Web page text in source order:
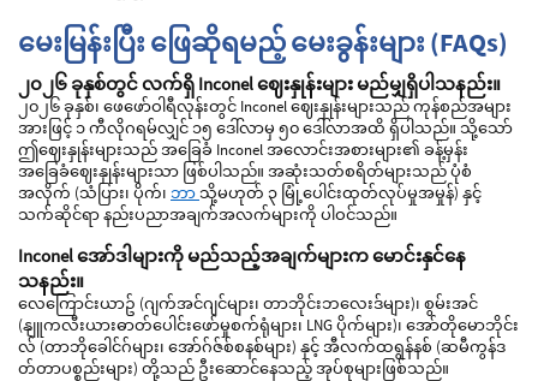
မေးမြန်းပြီး ဖြေဆိုရမည့် မေးခွန်းများ (FAQs)
၂၀၂၆ ခုနှစ်တွင် လက်ရှိ Inconel ဈေးနှုန်းများ မည်မျှရှိပါသနည်း။
၂၀၂၆ ခုနှစ်၊ ဖေဖော်ဝါရီလုန်းတွင် Inconel ဈေးနှုန်းများသည် ကုန်စည်အများ
အားဖြင့် ၁ ကီလိုဂရမ်လျှင် ၁၅ ဒေါ်လာမှ ၅၀ ဒေါ်လာအထိ ရှိပါသည်။ သို့သော်
ဤဈေးနှုန်းများသည် အခြေခံ Inconel အလောင်းအစားများ၏ ခန့်မှန်း
အခြေခံဈေးနှုန်းများသာ ဖြစ်ပါသည်။ အဆုံးသတ်စရိတ်များသည် ပုံစံ
အလိုက် (သံပြား၊ ပိုက်၊ ဘာ သို့မဟုတ် ၃ မြုံ့ပေါင်းထုတ်လုပ်မှုအမှုန်) နှင့်
သက်ဆိုင်ရာ နည်းပညာအချက်အလက်များကို ပါဝင်သည်။
Inconel အော်ဒါများကို မည်သည့်အချက်များက မောင်းနှင်နေ
သနည်း။
လေကြောင်းယာဥ် (ဂျက်အင်ဂျင်များ၊ တာဘိုင်းဘလေးဒ်များ)၊ စွမ်းအင်
(နျူကလီးယားဓာတ်ပေါင်းဖော်မှုစက်ရုံများ၊ LNG ပိုက်များ)၊ အော်တိုမောဘိုင်း
လ် (တာဘိုခေါင်ဂ်များ၊ အော်ဂ်ဇ်စ်စနစ်များ) နှင့် အီလက်ထရွန်နစ် (ဆမီကွန်ဒ
တ်တာပစ္စည်းများ) တို့သည် ဦးဆောင်နေသည့် အုပ်စုများဖြစ်သည်။